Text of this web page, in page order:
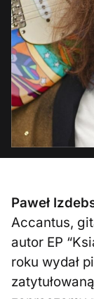
Paweł
Accantus,
autor EP
roku wydał